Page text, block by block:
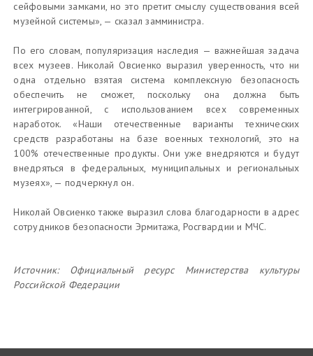
сейфовыми замками, но это претит смыслу существования всей
музейной системы», — сказал замминистра.
По его словам, популяризация наследия — важнейшая задача
всех музеев. Николай Овсиенко выразил уверенность, что ни
одна отдельно взятая система комплексную безопасность
обеспечить не сможет, поскольку она должна быть
интегрированной, с использованием всех современных
наработок. «Наши отечественные варианты технических
средств разработаны на базе военных технологий, это на
100% отечественные продукты. Они уже внедряются и будут
внедряться в федеральных, муниципальных и региональных
музеях», — подчеркнул он.
Николай Овсиенко также выразил слова благодарности в адрес
сотрудников безопасности Эрмитажа, Росгвардии и МЧС.
Источник: Официальный ресурс Министерства культуры
Российской Федерации